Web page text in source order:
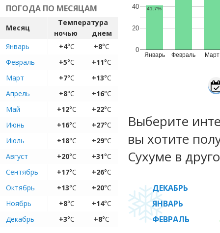
ПОГОДА ПО МЕСЯЦАМ
Месяц
Температура
ночью
днем
Январь
+4°C +8°C
Февраль
+5°C +11°C
Март
+7°C +13°C
Апрель
+8°C +16°C
Май
+12°C +22°C
Июнь
+16°C +27°C
Июль
+18°C +29°C
Август
+20°C +31°C
Сентябрь
+17°C +26°C
Октябрь
+13°C +20°C
Ноябрь
+8°C +14°C
Декабрь
+3°C +8°C
Январь Февраль Март
0
20
40 41.7%
Выберите
вы хотите
Сухуме в
ДЕКАБРЬ
ЯНВАРЬ
ФЕВРАЛЬ